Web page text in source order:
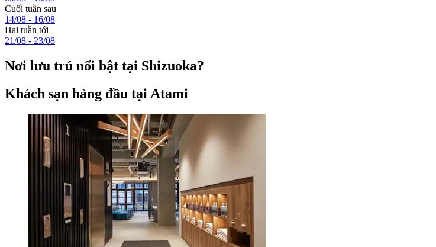
Cuối tuần sau
14/08 - 16/08
Hai tuần tới
21/08 - 23/08
Nơi lưu trú nổi bật tại Shizuoka?
Khách sạn hàng đầu tại Atami